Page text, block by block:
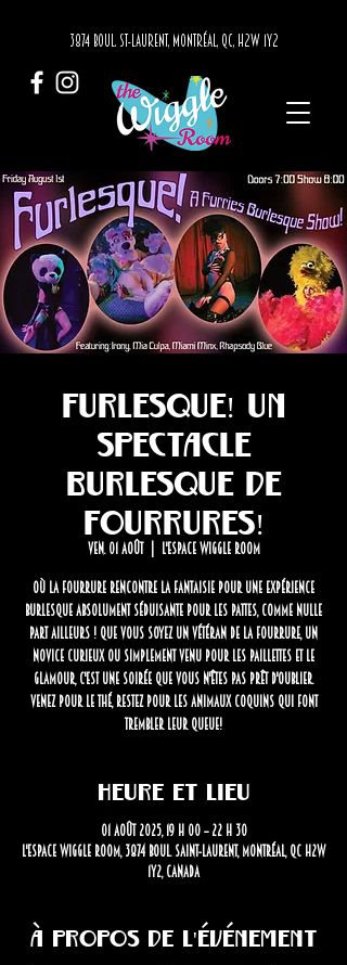
3874 BOUL. ST-LAURENT, MONTRÉAL, QC, H2W 1Y2
Furlesque! Un
spectacle
burlesque de
fourrures!
ven. 01 août
  |
L'Espace Wiggle Room
Où la fourrure rencontre la fantaisie pour une expérience
burlesque absolument séduisante pour les pattes, comme nulle
part ailleurs ! Que vous soyez un vétéran de la fourrure, un
novice curieux ou simplement venu pour les paillettes et le
glamour, c'est une soirée que vous n'êtes pas prêt d'oublier.
Venez pour le thé, restez pour les animaux coquins qui font
trembler leur queue!
Heure et lieu
01 août 2025, 19 h 00 – 22 h 30
L'Espace Wiggle Room, 3874 Boul. Saint-Laurent, Montréal, QC H2W
1Y2, Canada
À propos de l'événement